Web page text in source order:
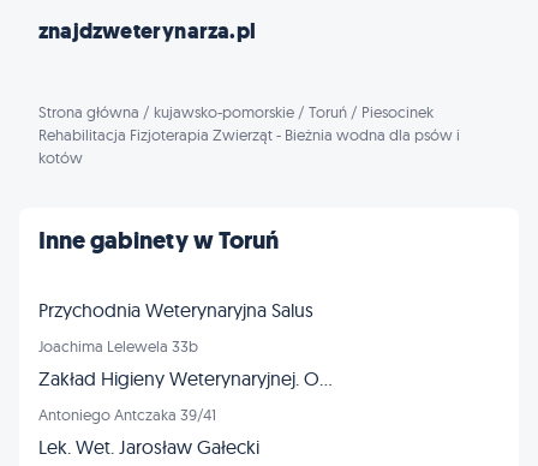
znajdzweterynarza.pl
Strona główna / kujawsko-pomorskie / Toruń / Piesocinek
Rehabilitacja Fizjoterapia Zwierząt - Bieżnia wodna dla psów i
kotów
Inne gabinety w Toruń
Przychodnia Weterynaryjna Salus
Joachima Lelewela 33b
Zakład Higieny Weterynaryjnej. Oddział
Antoniego Antczaka 39/41
Lek. Wet. Jarosław Gałecki